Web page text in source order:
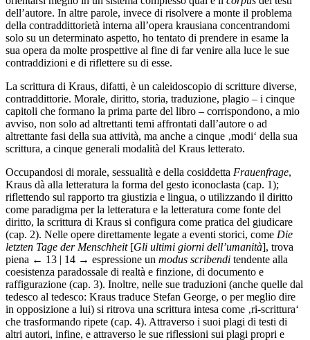
dell’autore. In altre parole, invece di risolvere a monte il problema
della contraddittorietà interna all’opera krausiana concentrandomi
solo su un determinato aspetto, ho tentato di prendere in esame la
sua opera da molte prospettive al fine di far venire alla luce le sue
contraddizioni e di riflettere su di esse.
La scrittura di Kraus, difatti, è un caleidoscopio di scritture diverse,
contraddittorie. Morale, diritto, storia, traduzione, plagio – i cinque
capitoli che formano la prima parte del libro – corrispondono, a mio
avviso, non solo ad altrettanti temi affrontati dall’autore o ad
altrettante fasi della sua attività, ma anche a cinque ‚modi‘ della sua
scrittura, a cinque generali modalità del Kraus letterato.
Occupandosi di morale, sessualità e della cosiddetta Frauenfrage,
Kraus dà alla letteratura la forma del gesto iconoclasta (cap. 1);
riflettendo sul rapporto tra giustizia e lingua, o utilizzando il diritto
come paradigma per la letteratura e la letteratura come fonte del
diritto, la scrittura di Kraus si configura come pratica del giudicare
(cap. 2). Nelle opere direttamente legate a eventi storici, come Die
letzten Tage der Menschheit[Gli ultimi giorni dell’umanità], trova
piena ← 13 | 14 → espressione un modus scribendi tendente alla
coesistenza paradossale di realtà e finzione, di documento e
raffigurazione (cap. 3). Inoltre, nelle sue traduzioni (anche quelle dal
tedesco al tedesco: Kraus traduce Stefan George, o per meglio dire
in opposizione a lui) si ritrova una scrittura intesa come ‚ri-scrittura‘
che trasformando ripete (cap. 4). Attraverso i suoi plagi di testi di
altri autori, infine, e attraverso le sue riflessioni sui plagi propri e